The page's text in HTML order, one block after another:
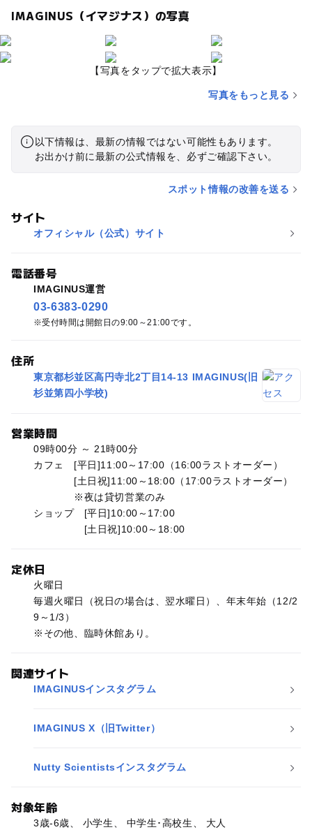
IMAGINUS（イマジナス）の写真
【写真をタップで拡大表示】
写真をもっと見る
以下情報は、最新の情報ではない可能性もあります。
お出かけ前に最新の公式情報を、必ずご確認下さい。
スポット情報の改善を送る
サイト
オフィシャル（公式）サイト
電話番号
IMAGINUS運営
03-6383-0290
受付時間は開館日の9:00～21:00です。
住所
東京都杉並区高円寺北2丁目14-13 IMAGINUS(旧
杉並第四小学校)
営業時間
09時00分 ～ 21時00分
カフェ [平日]11:00～17:00（16:00ラストオーダー）
[土日祝]11:00～18:00（17:00ラストオーダー）
※夜は貸切営業のみ
ショップ [平日]10:00～17:00
[土日祝]10:00～18:00
定休日
火曜日
毎週火曜日（祝日の場合は、翌水曜日）、年末年始（12/2
9～1/3）
※その他、臨時休館あり。
関連サイト
IMAGINUSインスタグラム
IMAGINUS X（旧Twitter）
Nutty Scientistsインスタグラム
対象年齢
3歳-6歳、 小学生、 中学生･高校生、 大人